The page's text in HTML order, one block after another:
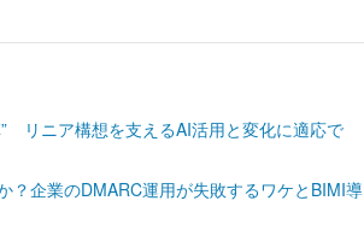
リニア構想を支えるAI活用と変化に適応で
？企業のDMARC運用が失敗するワケとBIMI導